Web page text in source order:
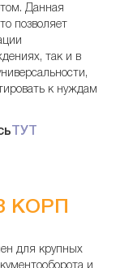
Данная
позволяет
так и в
к нуждам
ТУТ
КОРП
для крупных